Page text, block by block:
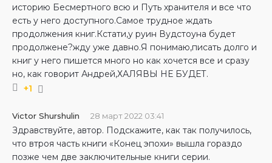
историю Бесмертного всю и Путь хранителя и все что
есть у него доступного.Самое трудное ждать
продолжения книг.Кстати,у руин Вудстоуна будет
продолжене?жду уже давно.Я понимаю,писать долго и
книг у него пишется много но как хочется все и сразу
но, как говорит Андрей,ХАЛЯВЫ НЕ БУДЕТ.
+1
Victor Shurshulin 28 март 2022 03:41
Здравствуйте, автор. Подскажите, как так получилось,
что втроя часть книги «Конец эпохи» вышла гораздо
позже чем две заключительные книги серии.